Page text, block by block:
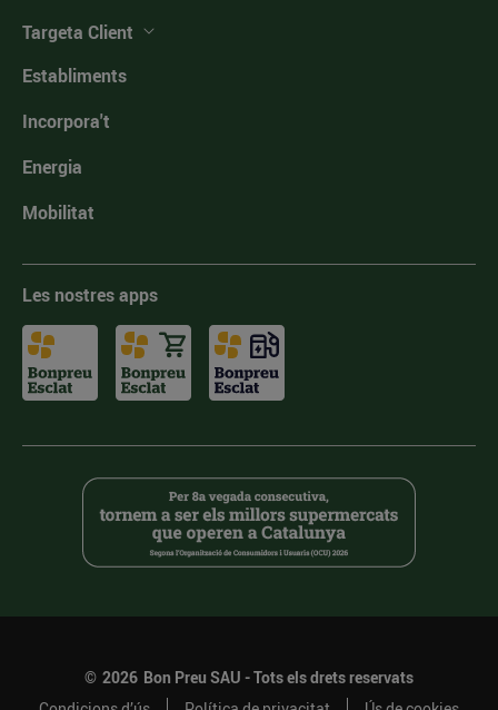
Targeta Client
Establiments
Incorpora't
Energia
Mobilitat
Les nostres apps
© 2026 Bon Preu SAU - Tots els drets reservats